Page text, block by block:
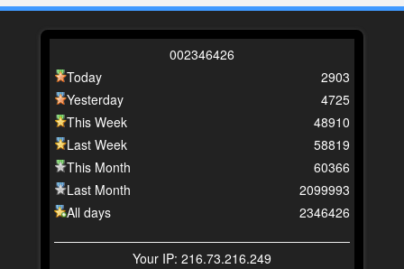
002346426
Today
Yesterday
This Week
Last Week
This Month
Last Month
All days
2903
4725
48910
58819
60366
2099993
2346426
Your IP: 216.73.216.249